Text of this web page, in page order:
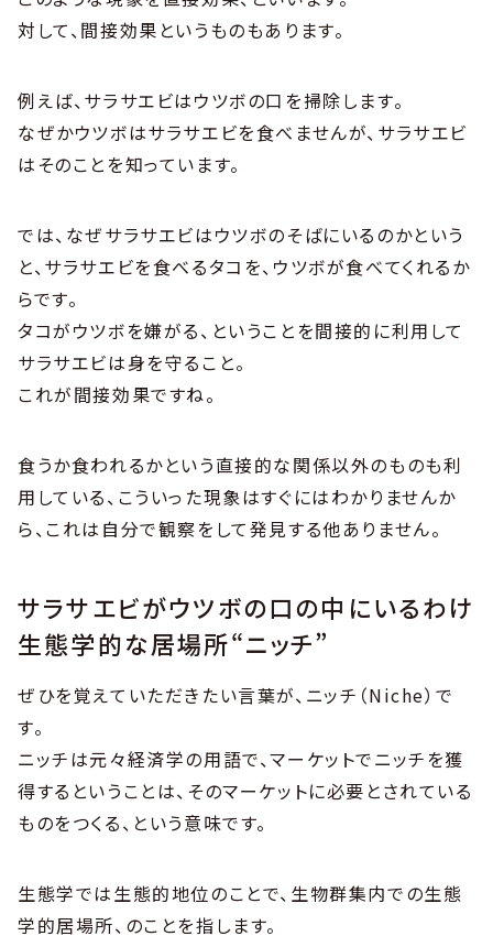
対して、間接効果というものもあります。
例えば、サラサエビはウツボの口を掃除します。
なぜかウツボはサラサエビを食べませんが、サラサエビ
はそのことを知っています。
では、なぜサラサエビはウツボのそばにいるのかという
と、サラサエビを食べるタコを、ウツボが食べてくれるか
らです。
タコがウツボを嫌がる、ということを間接的に利用して
サラサエビは身を守ること。
これが間接効果ですね。
食うか食われるかという直接的な関係以外のものも利
用している、こういった現象はすぐにはわかりませんか
ら、これは自分で観察をして発見する他ありません。
サラサエビがウツボの口の中にいるわけ
生態学的な居場所“ニッチ”
ぜひを覚えていただきたい言葉が、ニッチ（Niche）で
す。
ニッチは元々経済学の用語で、マーケットでニッチを獲
得するということは、そのマーケットに必要とされている
ものをつくる、という意味です。
生態学では生態的地位のことで、生物群集内での生態
学的居場所、のことを指します。